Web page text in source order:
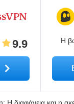
9.9
Η